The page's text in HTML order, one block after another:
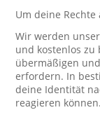
Um deine
Wir werden
und kostenlos zu
übermäßigen
erfordern. In
deine Identität
reagieren können.